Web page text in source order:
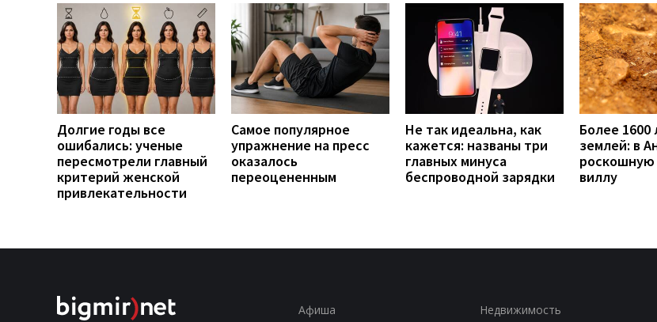
Долгие годы все
ошибались: ученые
пересмотрели главный
критерий женской
привлекательности
Самое популярное
упражнение на пресс
оказалось
переоцененным
Не так идеальна, как
кажется: названы три
главных минуса
беспроводной зарядки
Более 1600
землей: в
виллу
Афиша Недвижимость